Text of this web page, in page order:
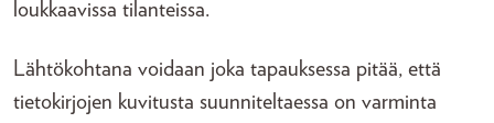
loukkaavissa tilanteissa.
Lähtökohtana voidaan joka tapauksessa pitää, että
tietokirjojen kuvitusta suunniteltaessa on varminta